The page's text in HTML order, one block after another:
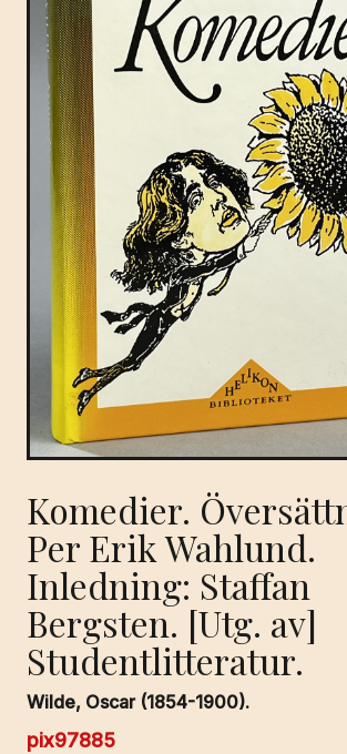
Komedier.
Per Erik Wahlund.
Inledning: Staffan
Bergsten. [Utg. av]
Studentlitteratur.
Wilde, Oscar (1854-1900).
pix97885